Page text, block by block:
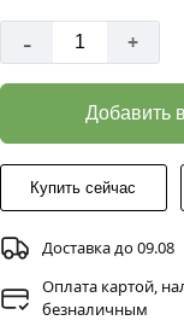
- +
Добавить
Купить сейчас
Доставка до 09.08
Оплата картой,
безналичным